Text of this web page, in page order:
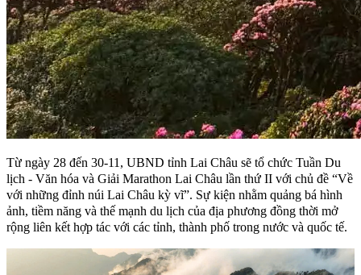
Từ ngày 28 đến 30-11, UBND tỉnh Lai Châu sẽ tổ chức Tuần Du
lịch - Văn hóa và Giải Marathon Lai Châu lần thứ II với chủ đề “Về
với những đỉnh núi Lai Châu kỳ vĩ”. Sự kiện nhằm quảng bá hình
ảnh, tiềm năng và thế mạnh du lịch của địa phương đồng thời mở
rộng liên kết hợp tác với các tỉnh, thành phố trong nước và quốc tế.